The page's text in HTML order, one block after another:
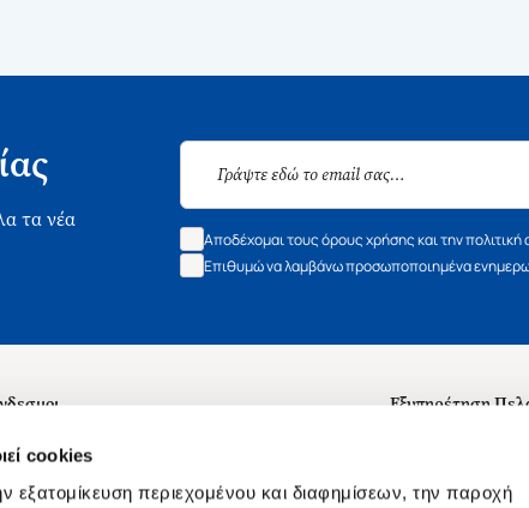
cookies
εξατομίκευση περιεχομένου και διαφημίσεων, την παροχή
τα νέα
Αποδέχομαι τους όρους χρήσης και την
Επιθυμώ να λαμβάνω προσωποποιημένα
Εξυπηρέτηση